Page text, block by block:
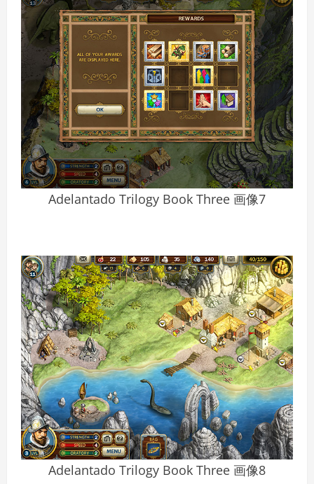
Adelantado Trilogy Book Three 画像7
Adelantado Trilogy Book Three 画像8